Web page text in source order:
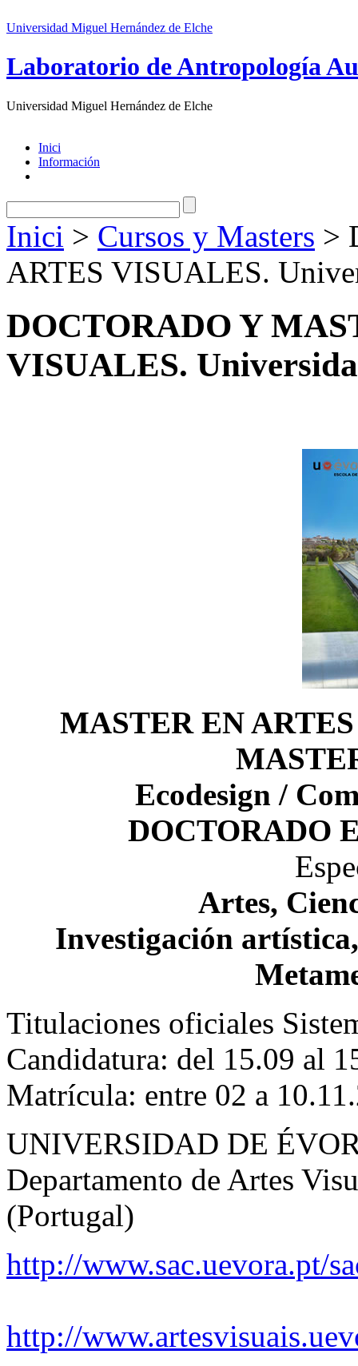
Universidad Miguel Hernández de Elche
Laboratorio de Antropología
Universidad Miguel Hernández de Elche
Inici
Información
Inici > Cursos y Masters >
ARTES VISUALES.
DOCTORADO Y
VISUALES.
MASTER EN
Ecodesign /
DOCTORADO
Artes,
Investigación
Titulaciones oficiales
Candidatura: del 15.09 al
Matrícula: entre 02 a
UNIVERSIDAD DE
Departamento de Artes
(Portugal)
http://www.sac.uevora.pt/
http://